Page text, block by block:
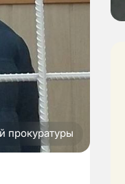
прокуратуры